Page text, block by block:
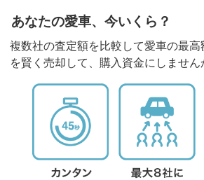
あなたの愛車、今いくら？
複数社の査定額を比較して愛車の最
を賢く売却して、購入資金にしません